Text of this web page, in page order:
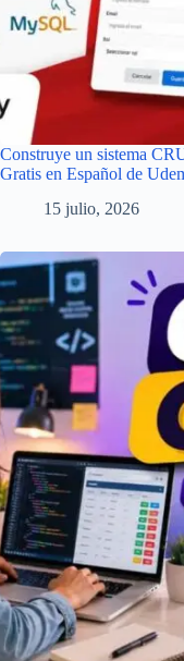
Construye un sistema
Gratis en Español de
15 julio, 2026